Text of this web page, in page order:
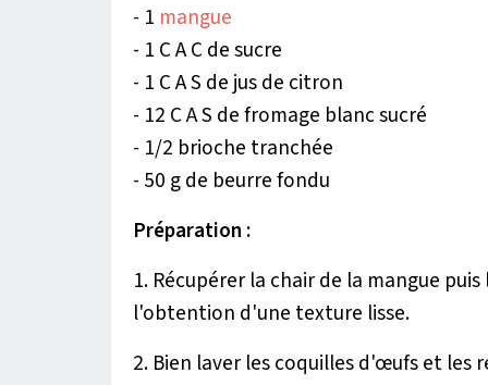
- 1 mangue
- 1 C A C de sucre
- 1 C A S de jus de citron
- 12 C A S de fromage blanc sucré
- 1/2 brioche tranchée
- 50 g de beurre fondu
Préparation :
1. Récupérer la chair de la mangue
l'obtention d'une texture lisse.
2. Bien laver les coquilles d'œufs et les